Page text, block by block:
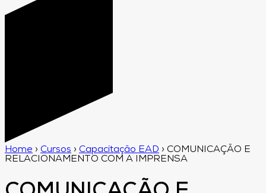
Home › Cursos › Capacitação EAD › COMUNICAÇÃO E
RELACIONAMENTO COM A IMPRENSA